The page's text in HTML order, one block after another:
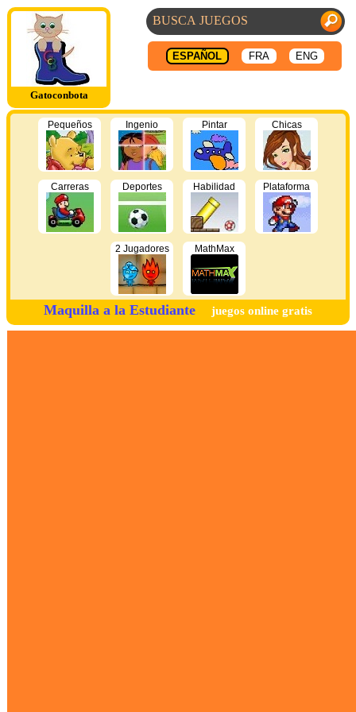
Gatoconbota
ESPAÑOL FRA ENG
Pequeños Ingenio Pintar Chicas
Carreras Deportes Habilidad Plataforma
2 Jugadores MathMax
Maquilla a la Estudiante juegos online gratis